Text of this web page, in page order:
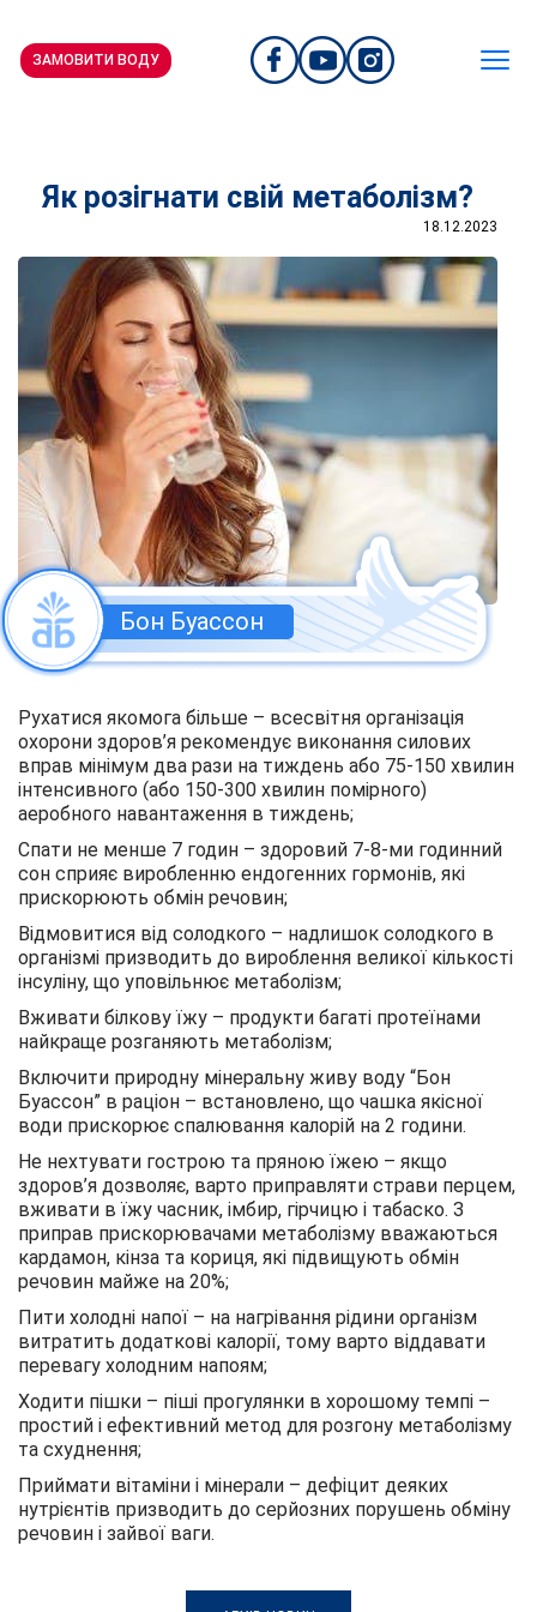
ЗАМОВИТИ ВОДУ
Як розігнати свій метаболізм?
18.12.2023
Бон Буассон
Рухатися якомога більше – всесвітня організація
охорони здоров’я рекомендує виконання силових
вправ мінімум два рази на тиждень або 75-150 хвилин
інтенсивного (або 150-300 хвилин помірного)
аеробного навантаження в тиждень;
Спати не менше 7 годин – здоровий 7-8-ми годинний
сон сприяє виробленню ендогенних гормонів, які
прискорюють обмін речовин;
Відмовитися від солодкого – надлишок солодкого в
організмі призводить до вироблення великої кількості
інсуліну, що уповільнює метаболізм;
Вживати білкову їжу – продукти багаті протеїнами
найкраще розганяють метаболізм;
Включити природну мінеральну живу воду “Бон
Буассон” в раціон – встановлено, що чашка якісної
води прискорює спалювання калорій на 2 години.
Не нехтувати гострою та пряною їжею – якщо
здоров’я дозволяє, варто приправляти страви перцем,
вживати в їжу часник, імбир, гірчицю і табаско. З
приправ прискорювачами метаболізму вважаються
кардамон, кінза та кориця, які підвищують обмін
речовин майже на 20%;
Пити холодні напої – на нагрівання рідини організм
витратить додаткові калорії, тому варто віддавати
перевагу холодним напоям;
Ходити пішки – піші прогулянки в хорошому темпі –
простий і ефективний метод для розгону метаболізму
та схуднення;
Приймати вітаміни і мінерали – дефіцит деяких
нутрієнтів призводить до серйозних порушень обміну
речовин і зайвої ваги.